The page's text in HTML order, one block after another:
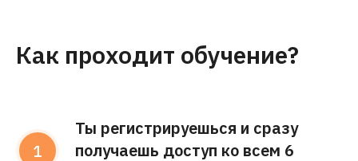
Как проходит обучение?
Ты регистрируешься и сразу
получаешь доступ ко всем 6